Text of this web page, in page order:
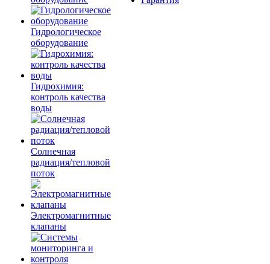
Гидрологическое
оборудование
Гидрохимия:
контроль качества
воды
Солнечная
радиация/тепловой
поток
Электромагнитные
клапаны